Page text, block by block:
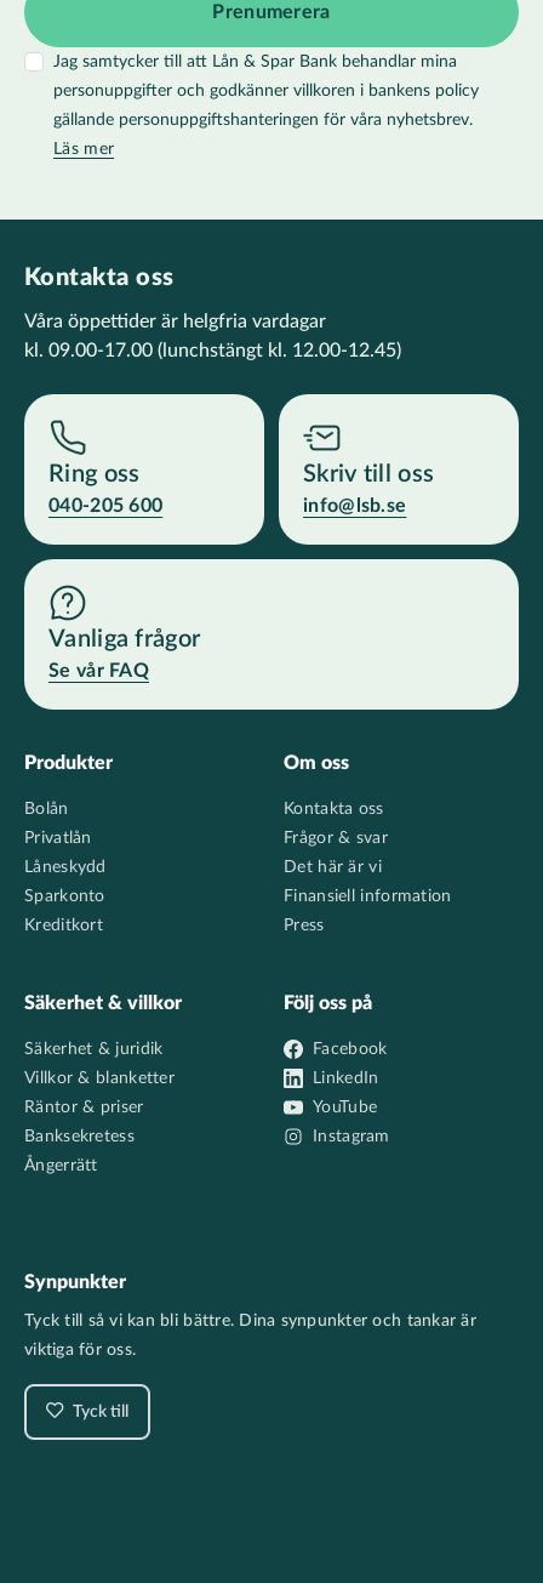
Jag samtycker till att Lån & Spar Bank behandlar mina
personuppgifter och godkänner villkoren i bankens policy
gällande personuppgiftshanteringen för våra nyhetsbrev.
Läs mer
Kontakta oss
Våra öppettider är helgfria vardagar
kl. 09.00-17.00 (lunchstängt kl. 12.00-12.45)
Ring oss
040-205 600
Skriv till oss
info@lsb.se
Vanliga frågor
Se vår FAQ
Footer
Produkter
Bolån
Privatlån
Låneskydd
Sparkonto
Kreditkort
Om oss
Kontakta oss
Frågor & svar
Det här är vi
Finansiell information
Press
Säkerhet & villkor
Säkerhet & juridik
Villkor & blanketter
Räntor & priser
Banksekretess
Ångerrätt
Följ oss på
Facebook
LinkedIn
YouTube
Instagram
Synpunkter
Tyck till så vi kan bli bättre. Dina synpunkter och tankar är
viktiga för oss.
Tyck till